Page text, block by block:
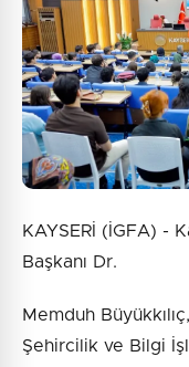
KAYSERİ (İGFA) -
Başkanı Dr.
Memduh
Şehircilik ve Bilgi